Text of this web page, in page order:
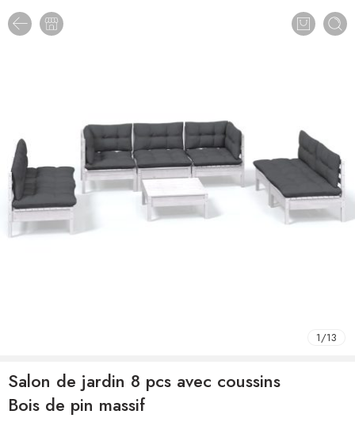
1/13
Salon de jardin 8 pcs avec coussins
Bois de pin massif